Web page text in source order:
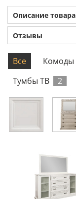
Описание товара
Отзывы
Все Комоды
Тумбы ТВ
2